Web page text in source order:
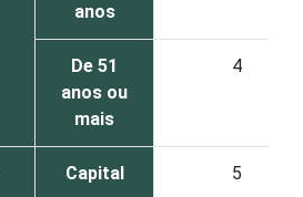
anos
De 51
anos ou
mais
4
Capital 5